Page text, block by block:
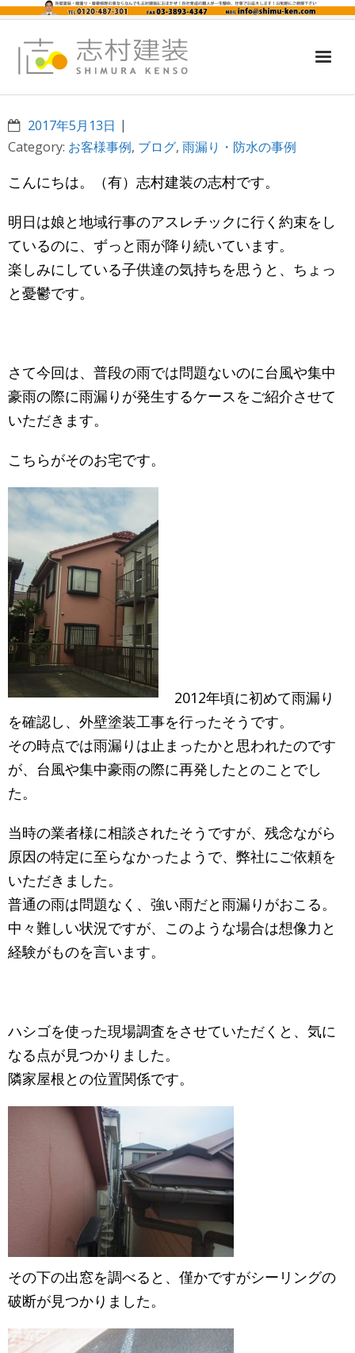
お問合せ
2017年5月13日
Category: お客様事例, ブログ, 雨漏り・防水の事例
こんにちは。（有）志村建装の志村です。
明日は娘と地域行事のアスレチックに行く約束をし
ているのに、ずっと雨が降り続いています。
楽しみにしている子供達の気持ちを思うと、ちょっ
と憂鬱です。
さて今回は、普段の雨では問題ないのに台風や集中
豪雨の際に雨漏りが発生するケースをご紹介させて
いただきます。
こちらがそのお宅です。
2012年頃に初めて雨漏り
を確認し、外壁塗装工事を行ったそうです。
その時点では雨漏りは止まったかと思われたのです
が、台風や集中豪雨の際に再発したとのことでし
た。
当時の業者様に相談されたそうですが、残念ながら
原因の特定に至らなかったようで、弊社にご依頼を
いただきました。
普通の雨は問題なく、強い雨だと雨漏りがおこる。
中々難しい状況ですが、このような場合は想像力と
経験がものを言います。
ハシゴを使った現場調査をさせていただくと、気に
なる点が見つかりました。
隣家屋根との位置関係です。
その下の出窓を調べると、僅かですがシーリングの
破断が見つかりました。